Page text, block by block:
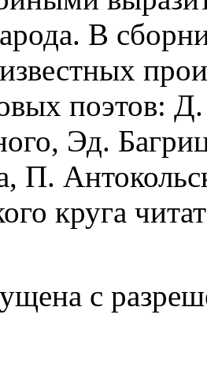
В
поэтов:
Эд.
П.
круга
с